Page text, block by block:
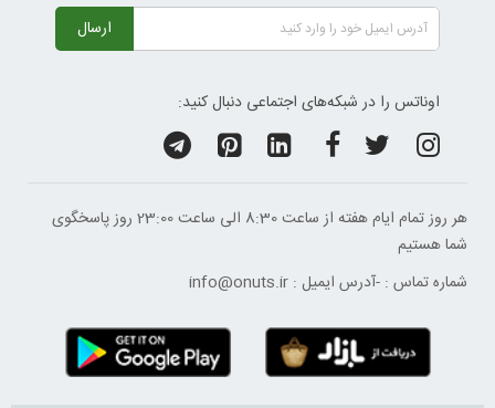
ارسال
اوناتس را در شبکه‌های اجتماعی دنبال کنید:
هر روز تمام ایام هفته از ساعت 8:30 الی ساعت 23:00 ‌روز پاسخگوی
شما هستیم
شماره تماس : -آدرس ایمیل : info@onuts.ir